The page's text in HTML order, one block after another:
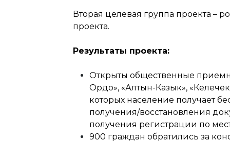
Вторая целевая группа проекта –
проекта.
Результаты проекта:
Открыты общественные
Ордо», «Алтын-Казык»,
которых население получает
получения/восстановления
получения регистрации по
900 граждан обратились за